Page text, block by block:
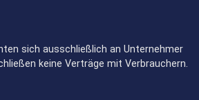
sich ausschließlich an Unternehmer
keine Verträge mit Verbrauchern.